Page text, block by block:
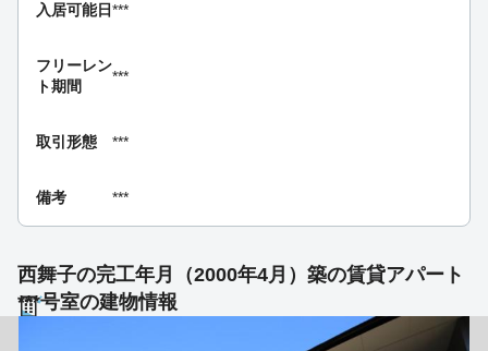
入居可能日***
フリーレン
ト期間
***
取引形態 ***
備考 ***
西舞子の完工年月（2000年4月）築の賃貸アパート
***号室の建物情報